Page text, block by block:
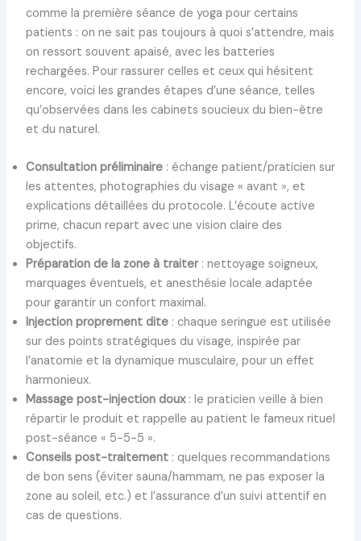
comme la première séance de yoga pour certains
patients : on ne sait pas toujours à quoi s’attendre, mais
on ressort souvent apaisé, avec les batteries
rechargées. Pour rassurer celles et ceux qui hésitent
encore, voici les grandes étapes d’une séance, telles
qu’observées dans les cabinets soucieux du bien-être
et du naturel.
Consultation préliminaire: échange patient/praticien sur
les attentes, photographies du visage « avant », et
explications détaillées du protocole. L’écoute active
prime, chacun repart avec une vision claire des
objectifs.
Préparation de la zone à traiter: nettoyage soigneux,
marquages éventuels, et anesthésie locale adaptée
pour garantir un confort maximal.
Injection proprement dite: chaque seringue est utilisée
sur des points stratégiques du visage, inspirée par
l’anatomie et la dynamique musculaire, pour un effet
harmonieux.
Massage post-injection doux: le praticien veille à bien
répartir le produit et rappelle au patient le fameux rituel
post-séance « 5-5-5 ».
Conseils post-traitement: quelques recommandations
de bon sens (éviter sauna/hammam, ne pas exposer la
zone au soleil, etc.) et l’assurance d’un suivi attentif en
cas de questions.